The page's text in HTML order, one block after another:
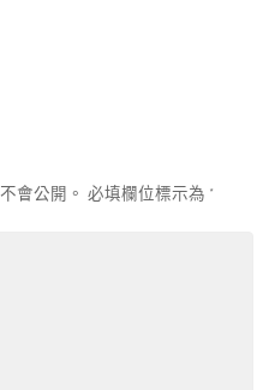
會公開。 必填欄位標示為 *